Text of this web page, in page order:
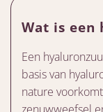
Wat is
Een
basis van
nature